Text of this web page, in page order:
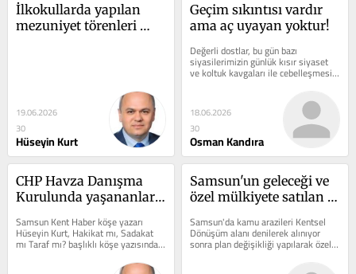
İlkokullarda yapılan
mezuniyet törenleri
19.06.2026
30
Hüseyin Kurt
Geçim sıkıntısı vardır
ama aç uyayan yoktur!
Değerli dostlar, bu gün bazı
siyasilerimizin günlük kısır siyaset
ve koltuk kavgaları ile cebelleşmesi,
bize dünya gerçeğini ve üzerinde...
18.06.2026
30
Osman Kandıra
CHP Havza Danışma
Kurulunda yaşananlar!
Samsun Kent Haber köşe yazarı
Hüseyin Kurt, Hakikat mı, Sadakat
mı Taraf mı? başlıklı köşe yazısında
CHP Havza İlçe Danışma...
Samsun'un geleceği ve
özel mülkiyete satılan
Samsun'da kamu arazileri Kentsel
Dönüşüm alanı denilerek alınıyor
sonra plan değişikliği yapılarak özel
mülkiyete satılıyor!...